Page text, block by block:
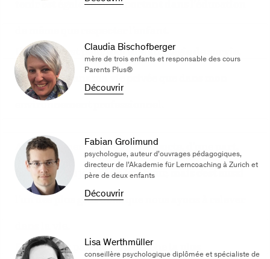
tenir est également important dans l’éducation
L’humour est pour moi une stratégie de survie,
aussi bien dans ma vie privée que dans mon
environnement professionnel.
Accompagner des enfants apporte, d’une part,
beaucoup de joie et de bonheur, mais c’est aussi
l’un des plus gros défis que nous ayons à relever
Claudia Bischofberger
mère de trois enfants et responsable des cours
Parents Plus®
Découvrir
En tant que parent, notre tâche la plus
Fabian Grolimund
psychologue, auteur d’ouvrages pédagogiques,
directeur de l’Akademie für Lerncoaching à Zurich et
père de deux enfants
Découvrir
Lisa Werthmüller
conseillère psychologique diplômée et spécialiste de